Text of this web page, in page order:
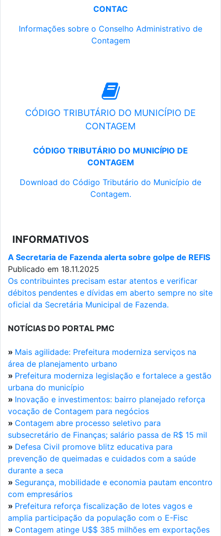
CONTAC
Informações sobre o Conselho Administrativo de
Contagem
CÓDIGO TRIBUTÁRIO DO MUNICÍPIO DE
CONTAGEM
CÓDIGO TRIBUTÁRIO DO MUNICÍPIO DE
CONTAGEM
Download do Código Tributário do Município de
Contagem.
INFORMATIVOS
A Secretaria de Fazenda alerta sobre golpe de REFIS
Publicado em 18.11.2025
Os contribuintes precisam estar atentos e verificar
débitos pendentes e dívidas em aberto sempre no site
oficial da Secretária Municipal de Fazenda.
NOTÍCIAS DO PORTAL PMC
» Mais agilidade: Prefeitura moderniza serviços na
área de planejamento urbano
» Prefeitura moderniza legislação e fortalece a gestão
urbana do município
» Inovação e investimentos: bairro planejado reforça
vocação de Contagem para negócios
» Contagem abre processo seletivo para
subsecretário de Finanças; salário passa de R$ 15 mil
» Defesa Civil promove blitz educativa para
prevenção de queimadas e cuidados com a saúde
durante a seca
» Segurança, mobilidade e economia pautam encontro
com empresários
» Prefeitura reforça fiscalização de lotes vagos e
amplia participação da população com o E-Fisc
» Contagem atinge U$$ 385 milhões em exportações